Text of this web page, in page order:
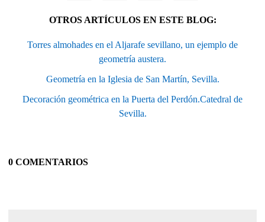
OTROS ARTÍCULOS EN ESTE BLOG:
Torres almohades en el Aljarafe sevillano, un ejemplo de
geometría austera.
Geometría en la Iglesia de San Martín, Sevilla.
Decoración geométrica en la Puerta del Perdón.Catedral de
Sevilla.
0 COMENTARIOS